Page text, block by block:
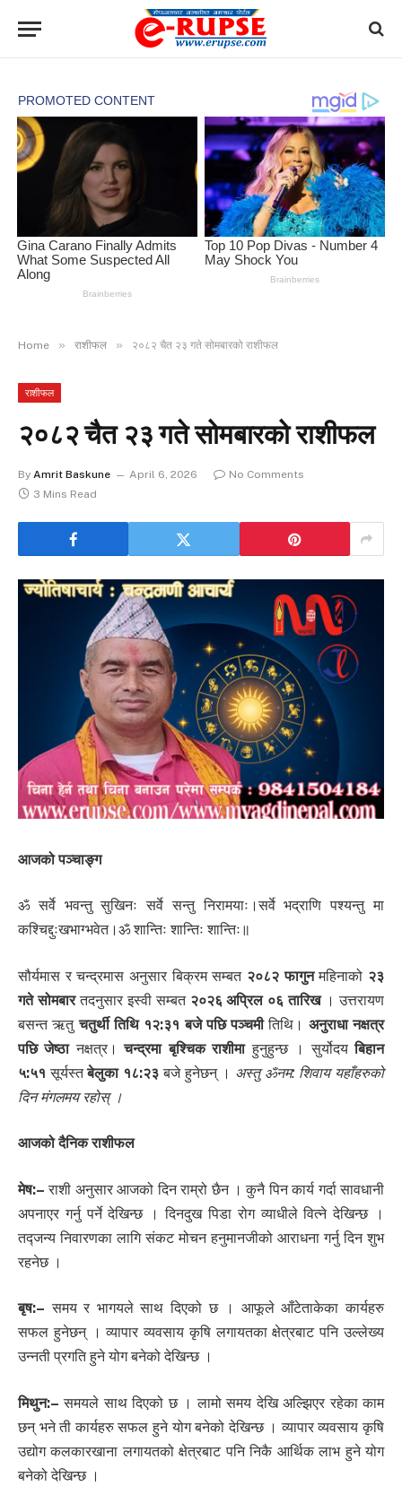
Home » राशीफल » २०८२ चैत २३ गते सोमबारको राशीफल
राशीफल
२०८२ चैत २३ गते सोमबारको राशीफल
By Amrit Baskune April 6, 2026
No Comments
3 Mins Read
आजको पञ्चाङ्ग
ॐ सर्वे भवन्तु सुखिनः सर्वे सन्तु निरामयाः।सर्वे भद्राणि पश्यन्तु मा
कश्चिद्दुःखभाग्भवेत।ॐ शान्तिः शान्तिः शान्तिः॥
सौर्यमास र चन्द्रमास अनुसार बिक्रम सम्बत २०८२ फागुनमहिनाको २३
गते सोमबारतदनुसार इस्वी सम्बत २०२६ अप्रिल ०६ तारिख। उत्तरायण
बसन्त ऋतुचतुर्थी तिथि १२:३१ बजे पछि पञ्चमीतिथि। अनुराधा नक्षत्र
पछि जेष्ठानक्षत्र।चन्द्रमा बृश्चिक राशीमाहुनुहुन्छ । सुर्योदयबिहान
५:५१ सूर्यस्तबेलुका १८:२३ बजे हुनेछन् । अस्तु ॐनम: शिवाय यहाँहरुको
दिन मंगलमय रहोस् ।
आजको दैनिक राशीफल
मेष:– राशी अनुसार आजको दिन राम्रो छैन । कुनै पिन कार्य गर्दा सावधानी
अपनाएर गर्नु पर्ने देखिन्छ । दिनदुख पिडा रोग व्याधीले वित्ने देखिन्छ ।
तद्जन्य निवारणका लागि संकट मोचन हनुमानजीको आराधना गर्नु दिन शुभ
रहनेछ ।
बृष:– समय र भागयले साथ दिएको छ । आफूले आँटेताकेका कार्यहरु
सफल हुनेछन् । व्यापार व्यवसाय कृषि लगायतका क्षेत्रबाट पनि उल्लेख्य
उन्नती प्रगति हुने योग बनेको देखिन्छ ।
मिथुन:– समयले साथ दिएको छ । लामो समय देखि अल्झिएर रहेका काम
छन् भने ती कार्यहरु सफल हुने योग बनेको देखिन्छ । व्यापार व्यवसाय कृषि
उद्योग कलकारखाना लगायतको क्षेत्रबाट पनि निकै आर्थिक लाभ हुने योग
बनेको देखिन्छ ।